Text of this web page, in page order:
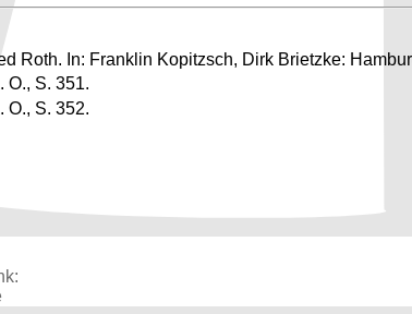
Roth. In: Franklin Kopitzsch, Dirk Brietzke:
O., S. 351.
O., S. 352.